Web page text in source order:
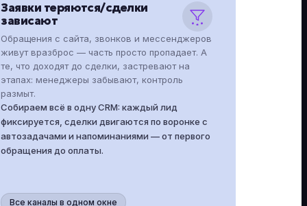
Заявки теряются/сделки
зависают
Обращения с сайта, звонков и мессенджеров
живут вразброс — часть просто пропадает. А
те, что доходят до сделки, застревают на
этапах: менеджеры забывают, контроль
размыт.
Собираем всё в одну CRM: каждый лид
фиксируется, сделки двигаются по воронке с
автозадачами и напоминаниями — от первого
обращения до оплаты.
Все каналы в одном окне